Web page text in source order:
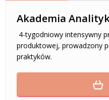
Akademia
4-tygodniowy intensywny
produktowej, prowadzony
praktyków.